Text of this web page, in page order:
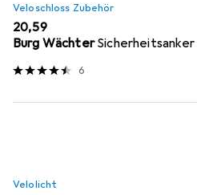
Veloschloss Zubehör
EUR
20,59
Burg Wächter Sicherheitsanker
6
Velolicht